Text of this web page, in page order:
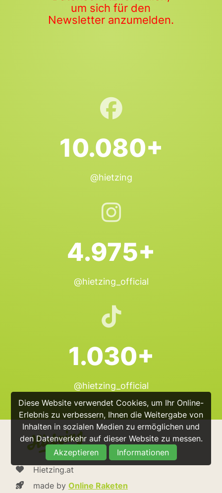
Diese Website verwendet Cookies, um Ihr Online-
Erlebnis zu verbessern, Ihnen die Weitergabe von
Inhalten in sozialen Medien zu ermöglichen und
den Datenverkehr auf dieser Website zu messen.
Akzeptieren
Informationen
um sich für den
Newsletter anzumelden.
10.080+
@hietzing
4.975+
@hietzing_official
1.030+
@hietzing_official
Hietzing.at
made by Online Raketen